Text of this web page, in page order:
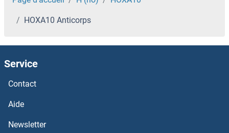
HOMER2 Anticorps
Homeobox D13 Anticorps
Homeobox C6 Anticorps
HOXA10 Anticorps
Service
Contact
Aide
Newsletter